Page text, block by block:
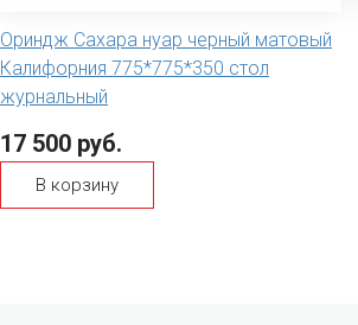
Ориндж Сахара нуар черный матовый
Калифорния 775*775*350 стол
журнальный
17 500 руб.
В корзину